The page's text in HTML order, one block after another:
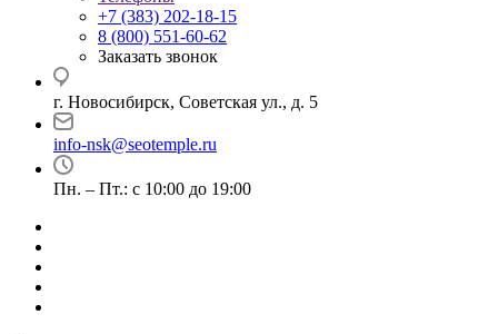
+7 (383) 202-18-15
8 (800) 551-60-62
Заказать звонок
г. Новосибирск, Советская ул., д. 5
info-nsk@seotemple.ru
Пн. – Пт.: с 10:00 до 19:00